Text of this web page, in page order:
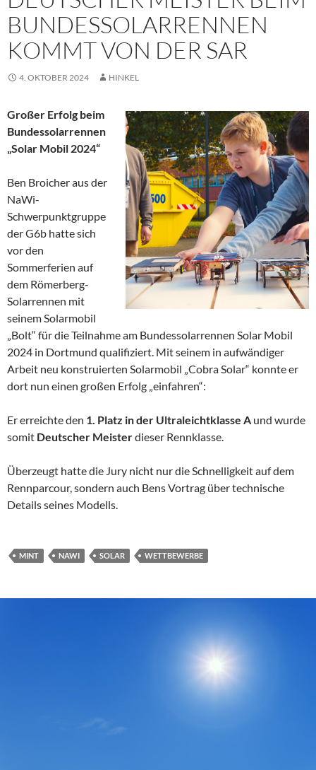
BUNDESSOLARRENNEN
KOMMT VON DER SAR
4. OKTOBER 2024 HINKEL
Großer Erfolg beim
Bundessolarrennen
„Solar Mobil 2024“
Ben Broicher aus der
NaWi-
Schwerpunktgruppe
der G6b hatte sich
vor den
Sommerferien auf
dem Römerberg-
Solarrennen mit
seinem Solarmobil
„Bolt“ für die Teilnahme am Bundessolarrennen Solar Mobil
2024 in Dortmund qualifiziert. Mit seinem in aufwändiger
Arbeit neu konstruierten Solarmobil „Cobra Solar“ konnte er
dort nun einen großen Erfolg „einfahren“:
Er erreichte den 1. Platz in der Ultraleichtklasse A und wurde
somit Deutscher Meisterdieser Rennklasse.
Überzeugt hatte die Jury nicht nur die Schnelligkeit auf dem
Rennparcour, sondern auch Bens Vortrag über technische
Details seines Modells.
MINT NAWI SOLAR WETTBEWERBE